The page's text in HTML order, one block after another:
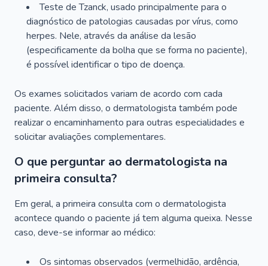
Teste de Tzanck, usado principalmente para o
diagnóstico de patologias causadas por vírus, como
herpes. Nele, através da análise da lesão
(especificamente da bolha que se forma no paciente),
é possível identificar o tipo de doença.
Os exames solicitados variam de acordo com cada
paciente. Além disso, o dermatologista também pode
realizar o encaminhamento para outras especialidades e
solicitar avaliações complementares.
O que perguntar ao dermatologista na
primeira consulta?
Em geral, a primeira consulta com o dermatologista
acontece quando o paciente já tem alguma queixa. Nesse
caso, deve-se informar ao médico:
Os sintomas observados (vermelhidão, ardência,